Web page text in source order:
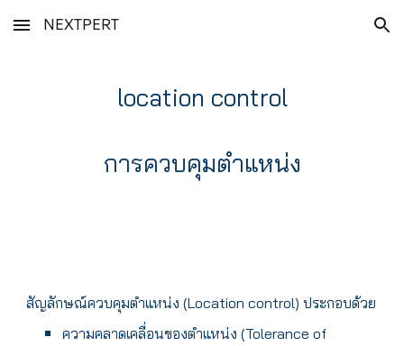
Skip to main content Skip to navigation
NEXTPERT
location control
การควบคุมตำแหน่ง
สัญลักษณ์ควบคุมตำแหน่ง (Location control) ประกอบด้วย
ความคลาดเคลื่อนของตำแหน่ง (Tolerance of